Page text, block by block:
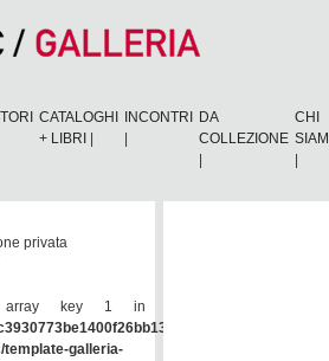
CATALOGHI
+ LIBRI
INCONTRI
DA
COLLEZIONE
CHI
privata
array key 1 in
consarc/wp-
galleria-